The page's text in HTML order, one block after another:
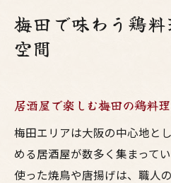
大阪の焼鳥とお酒が奏
居酒屋で味わう大阪
お酒好き必見の梅田
焼鳥とお酒が織りな
鳥料理を通じて居酒屋文
梅田で味わう鶏
空間
居酒屋で楽しむ梅田の鶏料
梅田エリアは大阪の中心地と
める居酒屋が数多く集まって
使った焼鳥や唐揚げは、職人